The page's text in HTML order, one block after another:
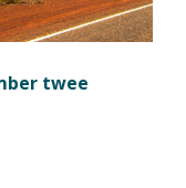
twee